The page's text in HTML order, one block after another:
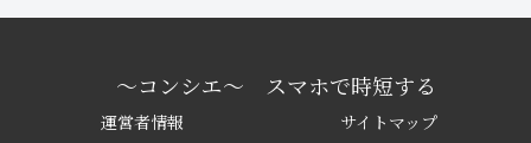
〜コンシエ〜 スマホで時短する
運営者情報 サイトマップ